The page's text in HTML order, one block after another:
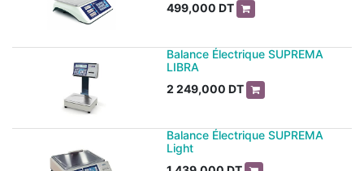
499,000 DT
Balance Électrique SUPREMA
LIBRA
2 249,000 DT
Balance Électrique SUPREMA
Light